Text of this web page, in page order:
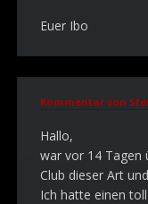
Euer Ibo
Kommentar von
Hallo,
war vor 14 Tagen
Club dieser Art
Ich hatte einen